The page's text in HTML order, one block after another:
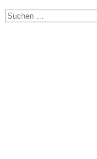
Suchen
nach: